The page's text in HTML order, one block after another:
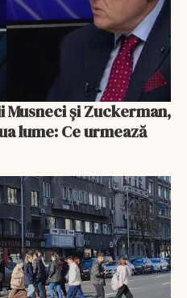
lume: Ce urmează